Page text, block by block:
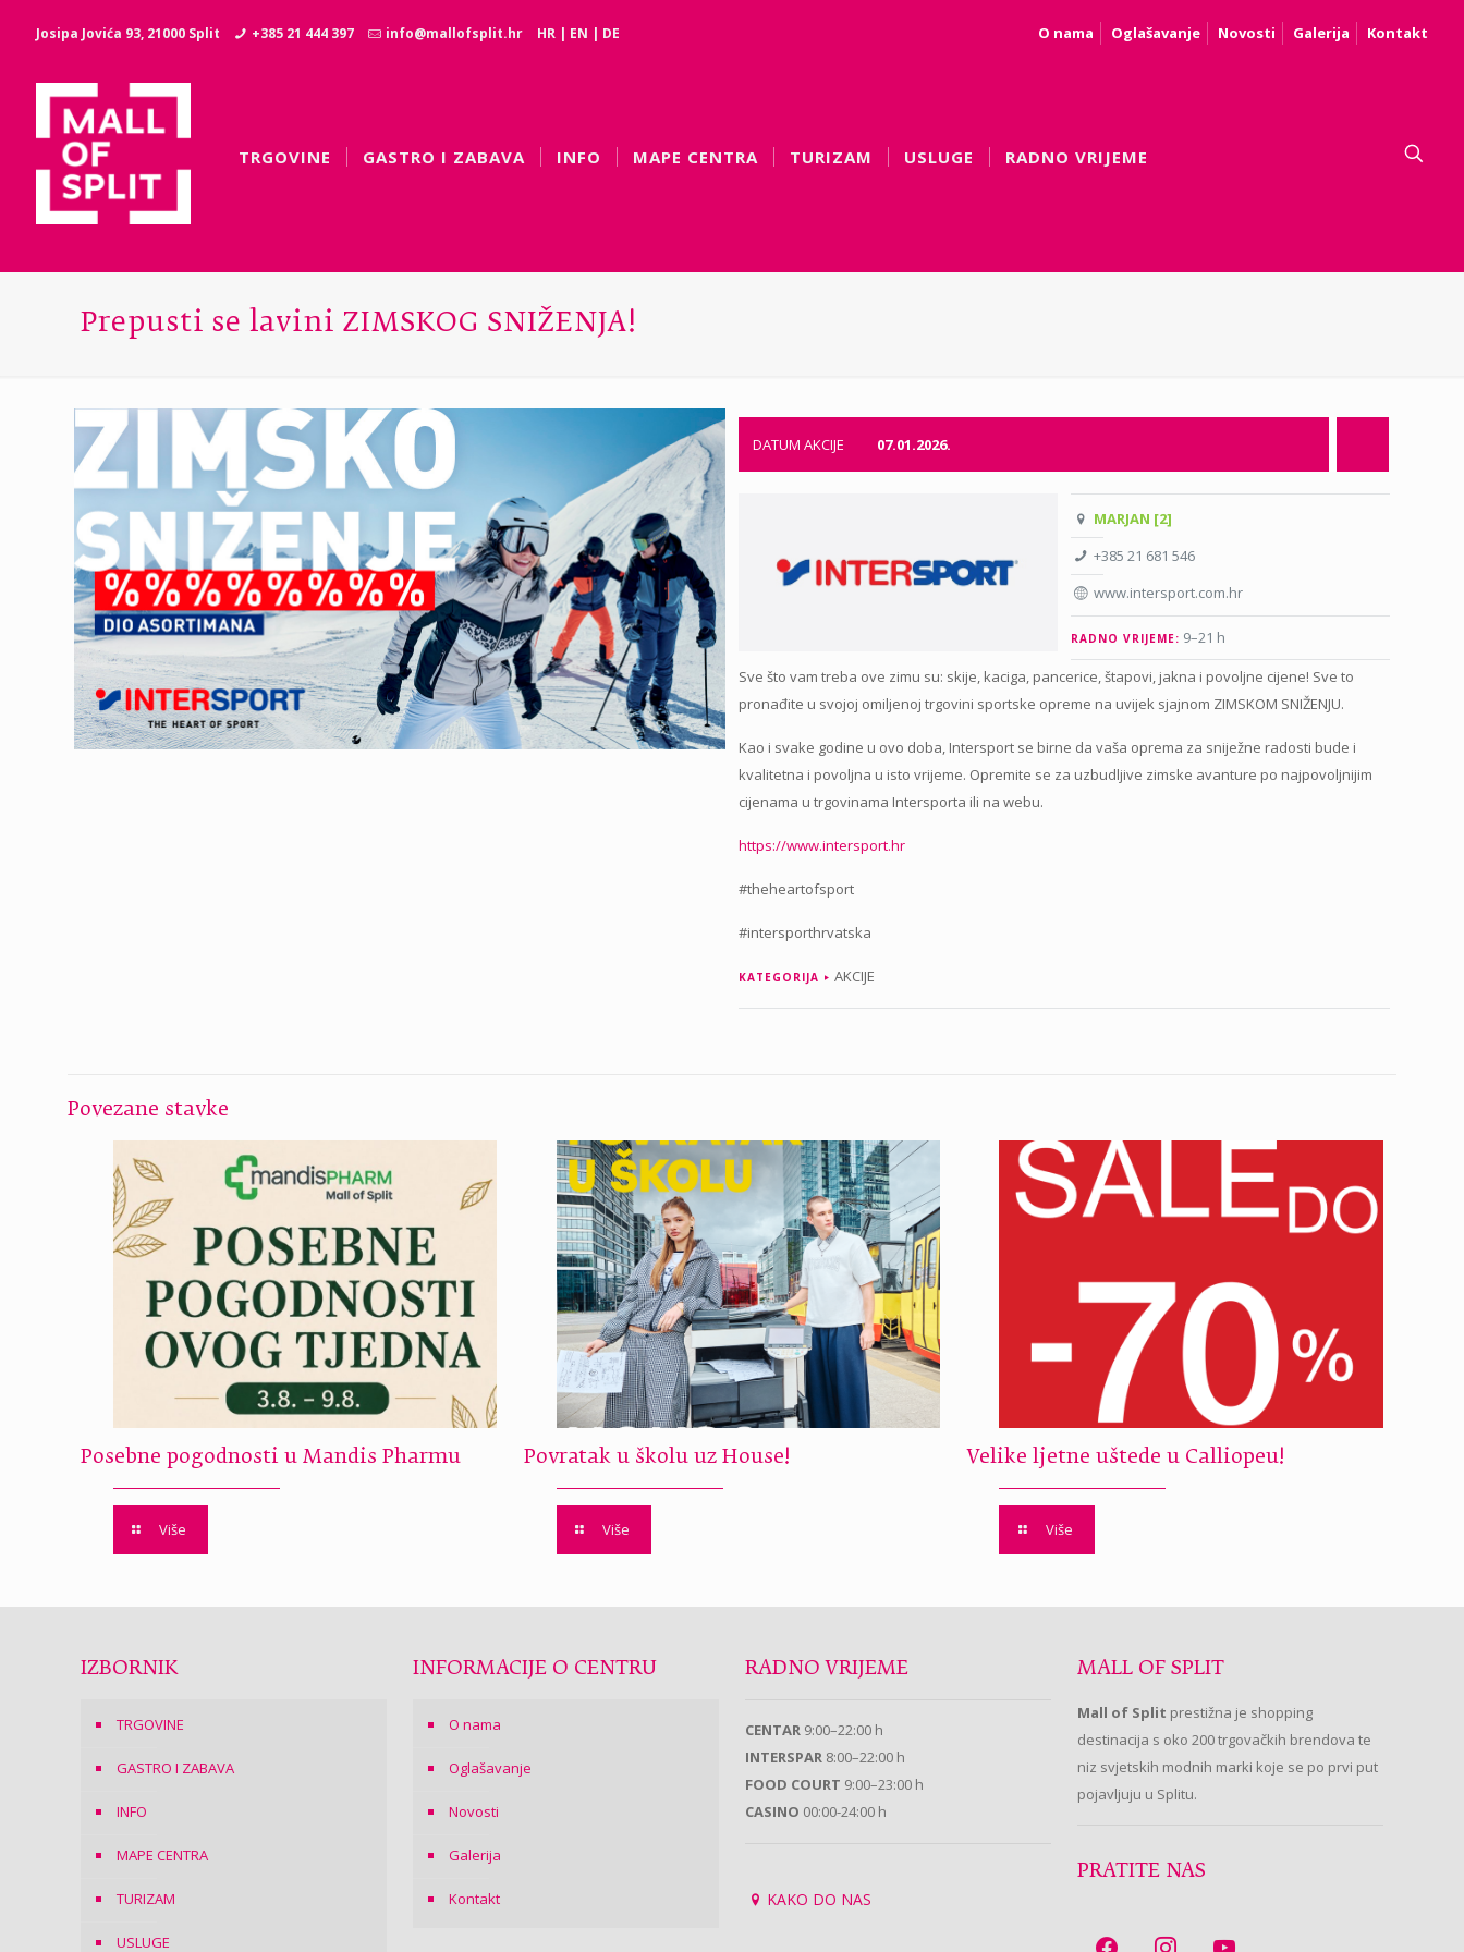
Josipa Jovića 93, 21000 Split +385 21 444 397 info@mallofsplit.hr HR | EN | DE O nama Oglašavanje Novosti Galerija Kontakt
TRGOVINE GASTRO I ZABAVA INFO MAPE CENTRA TURIZAM USLUGE RADNO VRIJEME
Prepusti se lavini ZIMSKOG SNIŽENJA!
DATUM AKCIJE 07.01.2026.
MARJAN [2]
+385 21 681 546
www.intersport.com.hr
RADNO VRIJEME: 9–21 h
Sve što vam treba ove zimu su: skije, kaciga, pancerice, štapovi, jakna i povoljne cijene! Sve to
pronađite u svojoj omiljenoj trgovini sportske opreme na uvijek sjajnom ZIMSKOM SNIŽENJU.
Kao i svake godine u ovo doba, Intersport se birne da vaša oprema za sniježne radosti bude i
kvalitetna i povoljna u isto vrijeme. Opremite se za uzbudljive zimske avanture po najpovoljnijim
cijenama u trgovinama Intersporta ili na webu.
https://www.intersport.hr
#theheartofsport
#intersporthrvatska
KATEGORIJA AKCIJE
Povezane stavke
Posebne pogodnosti u Mandis Pharmu
Više
Povratak u školu uz House!
Više
Velike ljetne uštede u Calliopeu!
Više
IZBORNIK
TRGOVINE
GASTRO I ZABAVA
INFO
MAPE CENTRA
TURIZAM
USLUGE
INFORMACIJE O CENTRU
O nama
Oglašavanje
Novosti
Galerija
Kontakt
RADNO VRIJEME
CENTAR 9:00–22:00 h
INTERSPAR 8:00–22:00 h
FOOD COURT 9:00–23:00 h
CASINO 00:00-24:00 h
KAKO DO NAS
MALL OF SPLIT
Mall of Split prestižna je shopping
destinacija s oko 200 trgovačkih brendova te
niz svjetskih modnih marki koje se po prvi put
pojavljuju u Splitu.
PRATITE NAS